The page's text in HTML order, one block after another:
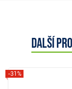
Další
-31%